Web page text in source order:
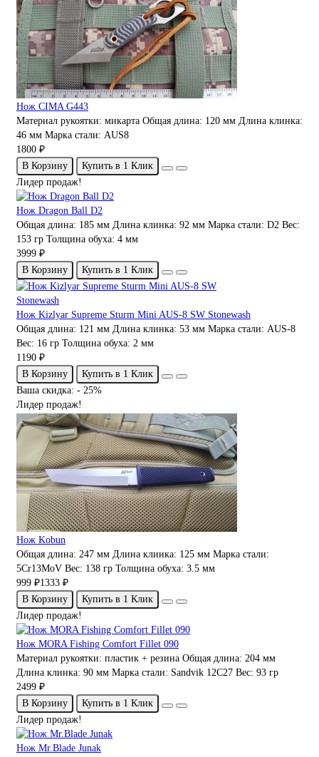
Нож CIMA G443
Материал рукоятки: микарта Общая длина: 120 мм Длина клинка:
46 мм Марка стали: AUS8
1800 ₽
В Корзину
Купить в 1 Клик
Лидер продаж!
Нож Dragon Ball D2
Общая длина: 185 мм Длина клинка: 92 мм Марка стали: D2 Вес:
153 гр Толщина обуха: 4 мм
3999 ₽
В Корзину
Купить в 1 Клик
Нож Kizlyar Supreme Sturm Mini AUS-8 SW Stonewash
Общая длина: 121 мм Длина клинка: 53 мм Марка стали: AUS-8
Вес: 16 гр Толщина обуха: 2 мм
1190 ₽
В Корзину
Купить в 1 Клик
Ваша скидка: - 25%
Лидер продаж!
Нож Kobun
Общая длина: 247 мм Длина клинка: 125 мм Марка стали:
5Cr13MoV Вес: 138 гр Толщина обуха: 3.5 мм
999 ₽1333 ₽
В Корзину
Купить в 1 Клик
Лидер продаж!
Нож MORA Fishing Comfort Fillet 090
Материал рукоятки: пластик + резина Общая длина: 204 мм
Длина клинка: 90 мм Марка стали: Sandvik 12C27 Вес: 93 гр
2499 ₽
В Корзину
Купить в 1 Клик
Лидер продаж!
Нож Mr.Blade Junak